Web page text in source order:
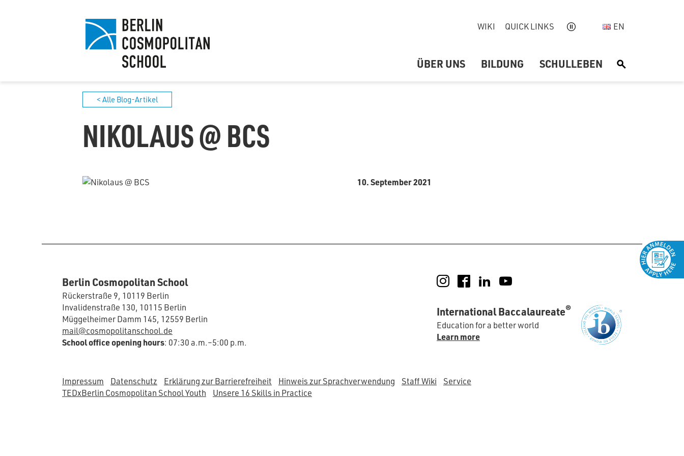
WIKI QUICK LINKS EN
ÜBER UNS BILDUNG SCHULLEBEN S
< Alle Blog-Artikel
NIKOLAUS @ BCS
10. September 2021
Berlin Cosmopolitan School
Rückerstraße 9, 10119 Berlin
Invalidenstraße 130, 10115 Berlin
Müggelheimer Damm 145, 12559 Berlin
mail@cosmopolitanschool.de
School office opening hours: 07:30 a.m.–5:00 p.m.
Instagram
FacebookLinkedIn
International Baccalaureate®
Education for a better world
Learn more
Impressum Datenschutz Erklärung zur Barrierefreiheit Hinweis zur Sprachverwendung Staff Wiki
Service
TEDxBerlin Cosmopolitan School Youth
Unsere 16 Skills in Practice